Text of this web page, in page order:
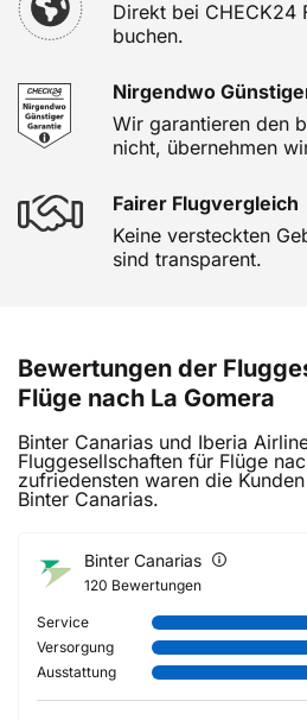
Direkt bei CHECK24
buchen.
Nirgendwo
Wir garantieren den
nicht, übernehmen
Fairer Flugvergleich
Keine versteckten
sind transparent.
Bewertungen der
Flüge nach La Gomera
Binter Canarias und Iberia
Fluggesellschaften für Flüge
zufriedensten waren die
Binter Canarias.
Binter Canarias
120 Bewertungen
Service
Versorgung
Ausstattung